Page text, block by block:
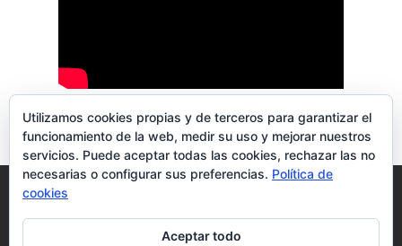
Blog
Más información sobre las cookies
Utilizamos cookies propias y de terceros para garantizar el
funcionamiento de la web, medir su uso y mejorar nuestros
servicios. Puede aceptar todas las cookies, rechazar las no
necesarias o configurar sus preferencias. Política de
cookies
Aceptar todo